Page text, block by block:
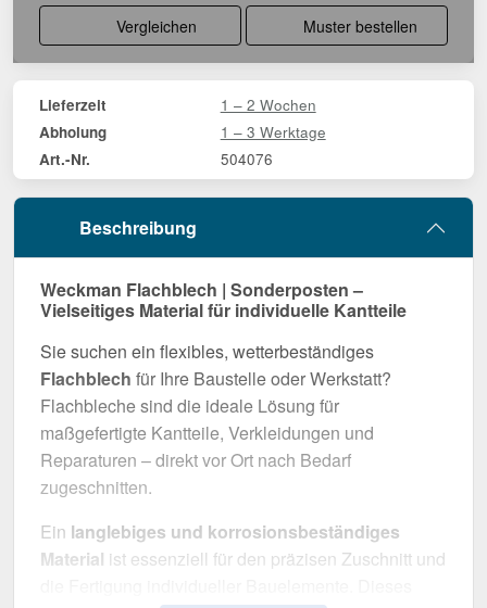
Vergleichen Muster bestellen
Lieferzeit 1 – 2 Wochen
Abholung 1 – 3 Werktage
Art.-Nr. 504076
Beschreibung
Weckman Flachblech | Sonderposten –
Vielseitiges Material für individuelle Kantteile
Sie suchen ein flexibles, wetterbeständiges
Flachblech für Ihre Baustelle oder Werkstatt?
Flachbleche sind die ideale Lösung für
maßgefertigte Kantteile, Verkleidungen und
Reparaturen – direkt vor Ort nach Bedarf
zugeschnitten.
Ein langlebiges und korrosionsbeständiges
Material ist essenziell für den präzisen Zuschnitt und